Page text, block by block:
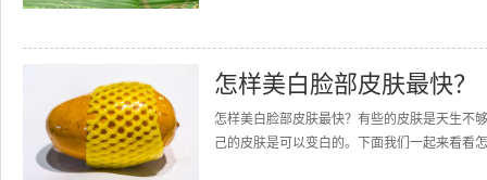
怎样美白脸部皮肤最快？
怎样美白脸部皮肤最快？有些的皮肤是天生不
己的皮肤是可以变白的。下面我们一起来看看